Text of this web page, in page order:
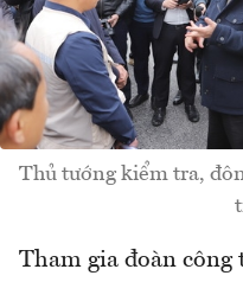
Thủ tướng kiểm tra,
Tham gia đoàn công